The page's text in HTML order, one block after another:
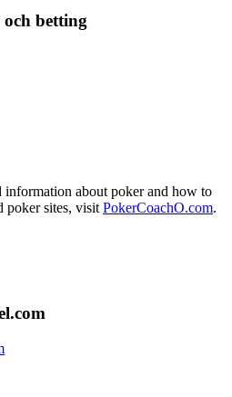
betting
about poker and how to
poker sites, visit PokerCoachO.com.